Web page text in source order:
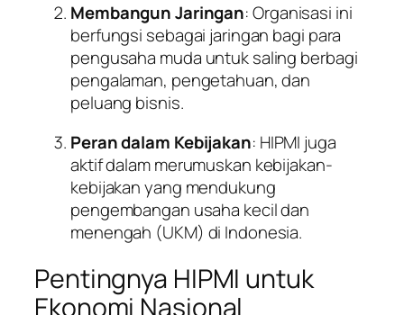
Membangun Jaringan: Organisasi ini
berfungsi sebagai jaringan bagi para
pengusaha muda untuk saling berbagi
pengalaman, pengetahuan, dan
peluang bisnis.
Peran dalam Kebijakan: HIPMI juga
aktif dalam merumuskan kebijakan-
kebijakan yang mendukung
pengembangan usaha kecil dan
menengah (UKM) di Indonesia.
Pentingnya HIPMI untuk
Ekonomi Nasional